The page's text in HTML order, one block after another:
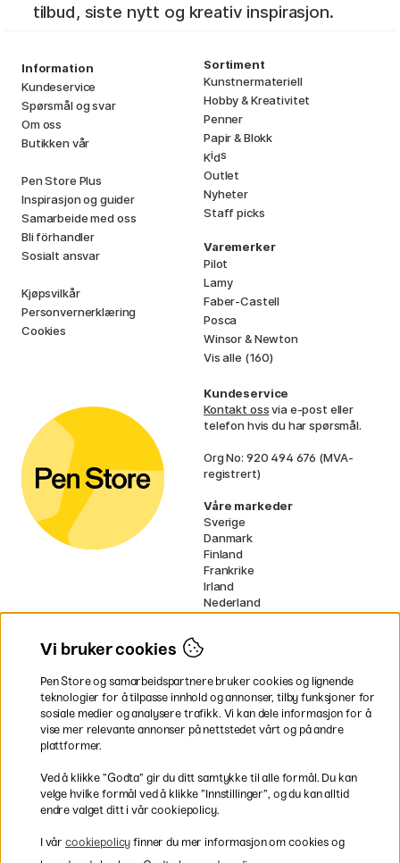
tilbud, siste nytt og kreativ inspirasjon.
Information
Kundeservice
Spørsmål og svar
Om oss
Butikken vår
Pen Store Plus
Inspirasjon og guider
Samarbeide med oss
Bli förhandler
Sosialt ansvar
Kjøpsvilkår
Personvernerklæring
Cookies
Sortiment
Kunstnermateriell
Hobby & Kreativitet
Penner
Papir & Blokk
Kids
Outlet
Nyheter
Staff picks
Varemerker
Pilot
Lamy
Faber-Castell
Posca
Winsor & Newton
Vis alle (160)
Kundeservice
Kontakt ossvia e-post eller
telefon hvis du har spørsmål.
Org No: 920 494 676 (MVA-
registrert)
Våre markeder
Sverige
Danmark
Finland
Frankrike
Irland
Nederland
Tyskland
* Spesifikkefraktvilkårgjelder for
voluminøse varer.
Rask og smidig levering
Vi bruker cookies
Pen Store og samarbeidspartnere bruker cookies og lignende
teknologier for å tilpasse innhold og annonser, tilby funksjoner for
sosiale medier og analysere trafikk. Vi kan dele informasjon for å
vise mer relevante annonser på nettstedet vårt og på andre
plattformer.
Ved å klikke ”Godta” gir du ditt samtykke til alle formål. Du kan
velge hvilke formål ved å klikke ”Innstillinger”, og du kan alltid
endre valget ditt i vår cookiepolicy.
I vår cookiepolicy finner du mer informasjon om cookies og